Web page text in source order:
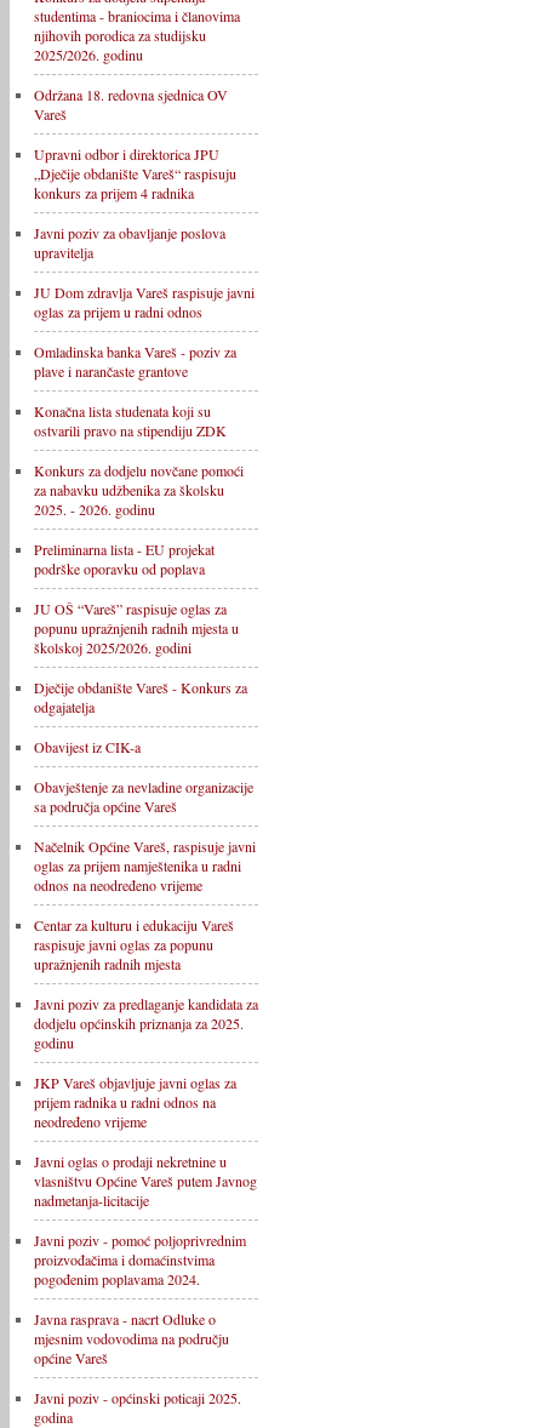
studentima - braniocima i članovima
njihovih porodica za studijsku
2025/2026. godinu
Održana 18. redovna sjednica OV
Vareš
Upravni odbor i direktorica JPU
„Dječije obdanište Vareš“ raspisuju
konkurs za prijem 4 radnika
Javni poziv za obavljanje poslova
upravitelja
JU Dom zdravlja Vareš raspisuje javni
oglas za prijem u radni odnos
Omladinska banka Vareš - poziv za
plave i narančaste grantove
Konačna lista studenata koji su
ostvarili pravo na stipendiju ZDK
Konkurs za dodjelu novčane pomoći
za nabavku udžbenika za školsku
2025. - 2026. godinu
Preliminarna lista - EU projekat
podrške oporavku od poplava
JU OŠ “Vareš” raspisuje oglas za
popunu upražnjenih radnih mjesta u
školskoj 2025/2026. godini
Dječije obdanište Vareš - Konkurs za
odgajatelja
Obavijest iz CIK-a
Obavještenje za nevladine organizacije
sa područja općine Vareš
Načelnik Općine Vareš, raspisuje javni
oglas za prijem namještenika u radni
odnos na neodređeno vrijeme
Centar za kulturu i edukaciju Vareš
raspisuje javni oglas za popunu
upražnjenih radnih mjesta
Javni poziv za predlaganje kandidata za
dodjelu općinskih priznanja za 2025.
godinu
JKP Vareš objavljuje javni oglas za
prijem radnika u radni odnos na
neodređeno vrijeme
Javni oglas o prodaji nekretnine u
vlasništvu Općine Vareš putem Javnog
nadmetanja-licitacije
Javni poziv - pomoć poljoprivrednim
proizvođačima i domaćinstvima
pogođenim poplavama 2024.
Javna rasprava - nacrt Odluke o
mjesnim vodovodima na području
općine Vareš
Javni poziv - općinski poticaji 2025.
godina